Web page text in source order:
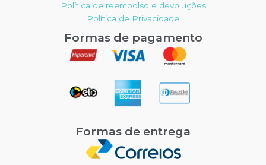
Política de reembolso e devoluções
Política de Privacidade
Formas de pagamento
Formas de entrega